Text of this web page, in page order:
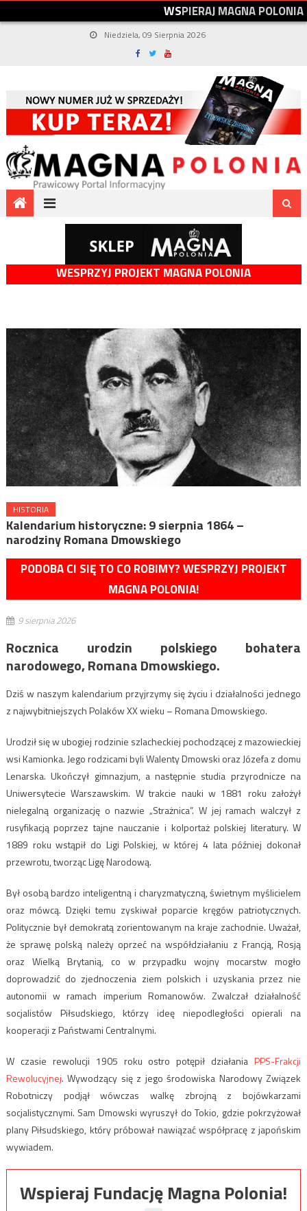
WSPIERAJMAGNAPOLONIA
Niedziela, 09 Sierpnia 2026
WESPRZYJ PROJEKT MAGNA POLONIA
HISTORIA
Kalendarium historyczne: 9 sierpnia 1864 –
narodziny Romana Dmowskiego
PODOBA CI SIĘ TO CO ROBIMY? WESPRZYJ PROJEKT
MAGNA POLONIA!
9 sierpnia 2026
Rocznica urodzin polskiego bohatera
narodowego, Romana Dmowskiego.
Dziś w naszym kalendarium przyjrzymy się życiu i działalności jednego
z najwybitniejszych Polaków XX wieku – Romana Dmowskiego.
Urodził się w ubogiej rodzinie szlacheckiej pochodzącej z mazowieckiej
wsi Kamionka. Jego rodzicami byli Walenty Dmowski oraz Józefa z domu
Lenarska. Ukończył gimnazjum, a następnie studia przyrodnicze na
Uniwersytecie Warszawskim. W trakcie nauki w 1881 roku założył
nielegalną organizację o nazwie „Strażnica”. W jej ramach walczył z
rusyfikacją poprzez tajne nauczanie i kolportaż polskiej literatury. W
1889 roku wstąpił do Ligi Polskiej, w której 4 lata później dokonał
przewrotu, tworząc Ligę Narodową.
Był osobą bardzo inteligentną i charyzmatyczną, świetnym myślicielem
oraz mówcą. Dzięki temu zyskiwał poparcie kręgów patriotycznych.
Politycznie był demokratą zorientowanym na kraje zachodnie. Uważał,
że sprawę polską należy oprzeć na współdziałaniu z Francją, Rosją
oraz Wielką Brytanią, co w przypadku wojny mocarstw mogło
doprowadzić do zjednoczenia ziem polskich i uzyskania przez nie
autonomii w ramach imperium Romanowów. Zwalczał działalność
socjalistów Piłsudskiego, którzy ideę niepodległości opierali na
kooperacji z Państwami Centralnymi.
W czasie rewolucji 1905 roku ostro potępił działaniaPPS-Frakcji
Rewolucyjnej. Wywodzący się z jego środowiska Narodowy Związek
Robotniczy podjął wówczas walkę zbrojną z bojówkarzami
socjalistycznymi. Sam Dmowski wyruszył do Tokio, gdzie pokrzyżował
plany Piłsudskiego, który próbował nawiązać współpracę z japońskim
wywiadem.
Wspieraj Fundację Magna Polonia!